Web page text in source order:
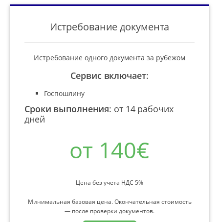
Истребование документа
Истребование одного документа за рубежом
Сервис включает:
Госпошлину
Сроки выполнения: от 14 рабочих
дней
от 140€
Цена без учета НДС 5%
Минимальная базовая цена. Окончательная стоимость
— после проверки документов.